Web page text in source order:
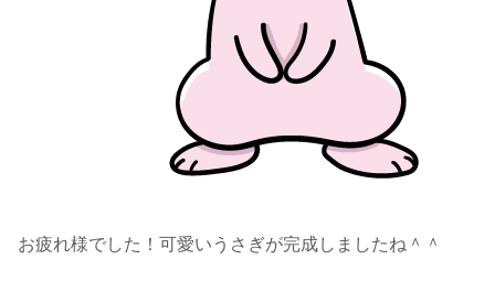
お疲れ様でした！可愛いうさぎが完成しましたね＾＾